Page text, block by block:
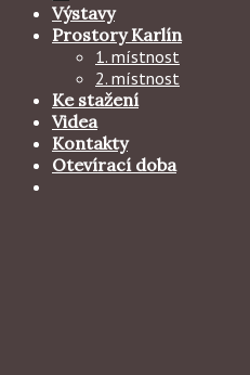
Výstavy
Prostory Karlín
1. místnost
2. místnost
Ke stažení
Videa
Kontakty
Otevírací doba